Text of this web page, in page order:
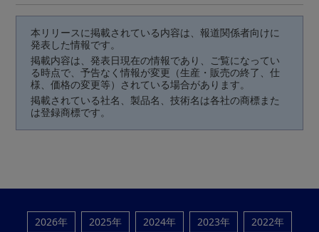
本リリースに掲載されている内容は、報道関係者向けに
発表した情報です。
掲載内容は、発表日現在の情報であり、ご覧になってい
る時点で、予告なく情報が変更（生産・販売の終了、仕
様、価格の変更等）されている場合があります。
掲載されている社名、製品名、技術名は各社の商標また
は登録商標です。
2026年 2025年 2024年 2023年
2022年